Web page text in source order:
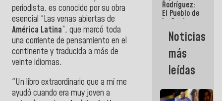
periodista, es conocido por su obra
esencial “Las venas abiertas de
América Latina”, que marcó toda
una corriente de pensamiento en el
continente y traducida a más de
veinte idiomas.
"Un libro extraordinario que a mí me
ayudó cuando era muy joven a
Rodríguez:
El Pueblo de
La Guaira
siempre
estará
acompañada
por el
Gobierno
Nacional
Noticias
más
leídas